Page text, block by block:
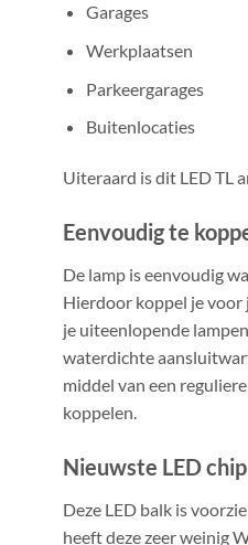
Garages
Werkplaatsen
Parkeergarages
Buitenlocaties
Uiteraard is dit LED TL
Eenvoudig te
De lamp is eenvoudig
Hierdoor koppel je voor
je uiteenlopende
waterdichte
middel van een
koppelen.
Nieuwste LED
Deze LED balk is
heeft deze zeer weinig